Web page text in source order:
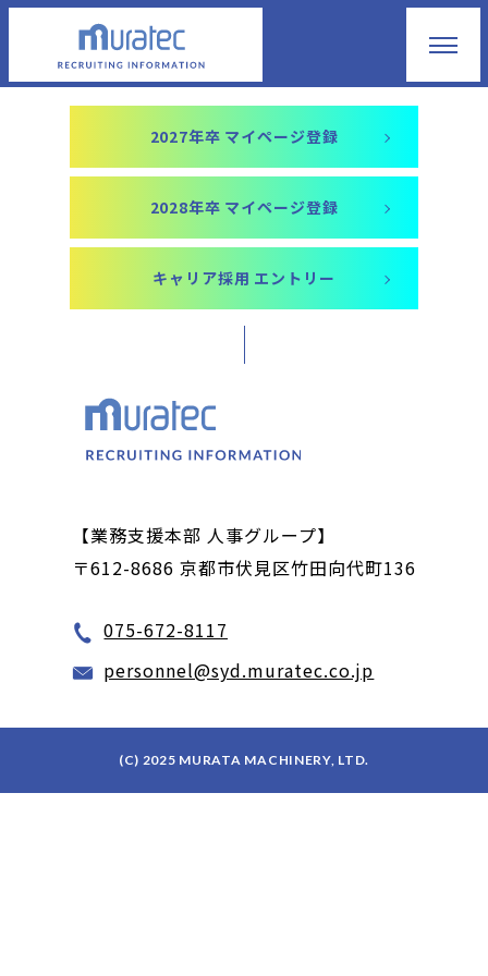
【業務支援本部 人事グループ】
〒612-8686 京都市伏見区竹田向代町136
075-672-8117
personnel@syd.muratec.co.jp
村田機械と繋がる。
2027年卒 マイページ登録
2028年卒 マイページ登録
キャリア採用 エントリー
(C) 2025 MURATA MACHINERY, LTD.